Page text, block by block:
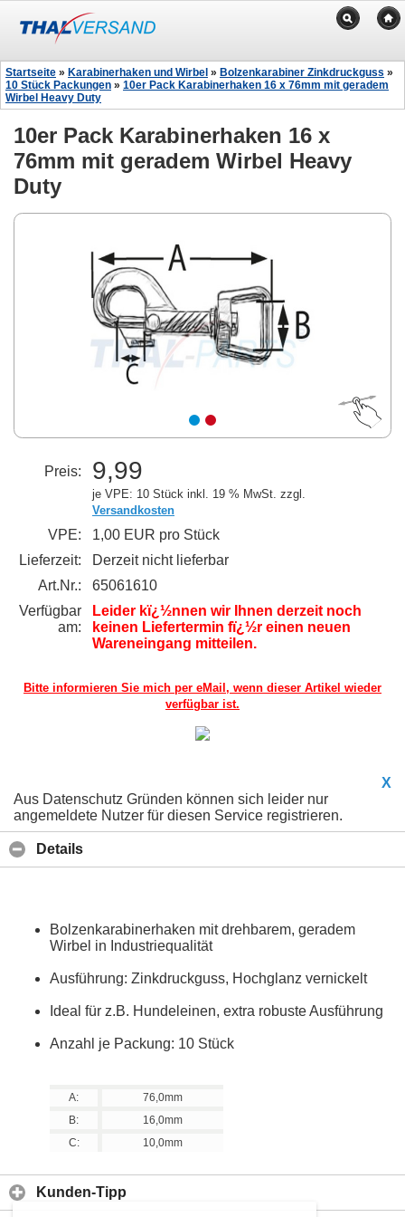
Startseite » Karabinerhaken und Wirbel » Bolzenkarabiner Zinkdruckguss »
10 Stück Packungen » 10er Pack Karabinerhaken 16 x 76mm mit geradem
Wirbel Heavy Duty
10er Pack Karabinerhaken 16 x
76mm mit geradem Wirbel Heavy
Duty
Preis: 9,99
je VPE: 10 Stück inkl. 19 % MwSt. zzgl.
Versandkosten
VPE:
1,00 EUR pro Stück
Lieferzeit:
Derzeit nicht lieferbar
Art.Nr.:
65061610
Verfügbar
am:
Leider kï¿½nnen wir Ihnen derzeit noch
keinen Liefertermin fï¿½r einen neuen
Wareneingang mitteilen.
Bitte informieren Sie mich per eMail, wenn dieser Artikel wieder
verfügbar ist.
X
Aus Datenschutz Gründen können sich leider nur
angemeldete Nutzer für diesen Service registrieren.
Details
Bolzenkarabinerhaken mit drehbarem, geradem
Wirbel in Industriequalität
Ausführung: Zinkdruckguss, Hochglanz vernickelt
Ideal für z.B. Hundeleinen, extra robuste Ausführung
Anzahl je Packung: 10 Stück
A:
76,0mm
B:
16,0mm
C:
10,0mm
Kunden-Tipp